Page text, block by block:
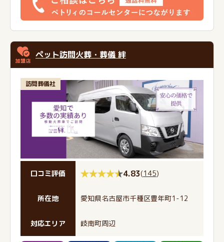
ペット訪問火葬・葬儀 絆
訪問葬儀社
口コミ評価 4.83(145)
所在地 愛知県名古屋市千種区豊年町1-12
対応エリア 岐南町周辺